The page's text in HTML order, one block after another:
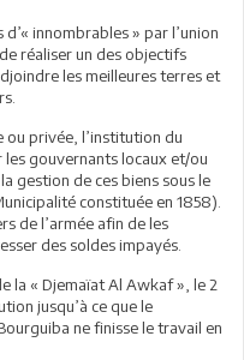
innombrables » par l’union
réaliser un des objectifs
les meilleures terres et
ou privée, l’institution du
gouvernants locaux et/ou
gestion de ces biens sous le
constituée en 1858).
de l’armée afin de les
des soldes impayés.
la « Djemaïat Al Awkaf », le 2
jusqu’à ce que le
ne finisse le travail en